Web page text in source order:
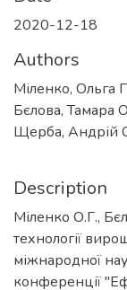
2020-12-18
Authors
Міленко, Ольга
Бєлова, Тамара
Щерба, Андрій
Description
Міленко О.Г.,
технології
міжнародної
конференції